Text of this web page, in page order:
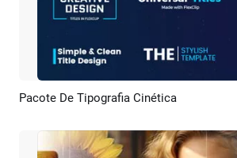
Pré-visualizar
Pacote De Tipografia Cinética